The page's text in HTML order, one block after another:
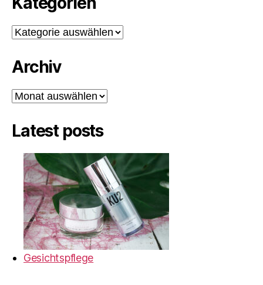
Kategorien
Archiv
Archiv
Latest posts
Gesichtspflege